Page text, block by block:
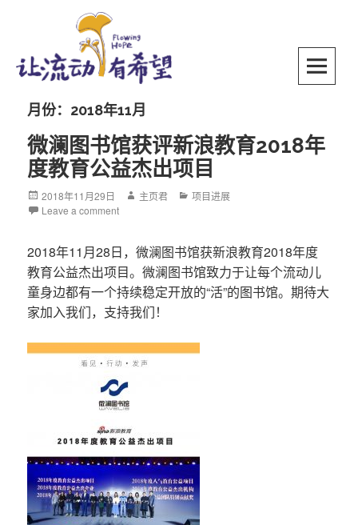
月份：2018年11月
微澜图书馆获评新浪教育2018年
度教育公益杰出项目
Posted
on
2018年11月29日 Author
主页君 Categories
项目进展
Leave a comment
2018年11月28日，微澜图书馆获新浪教育2018年度
教育公益杰出项目。微澜图书馆致力于让每个流动儿
童身边都有一个持续稳定开放的“活”的图书馆。期待大
家加入我们，支持我们！